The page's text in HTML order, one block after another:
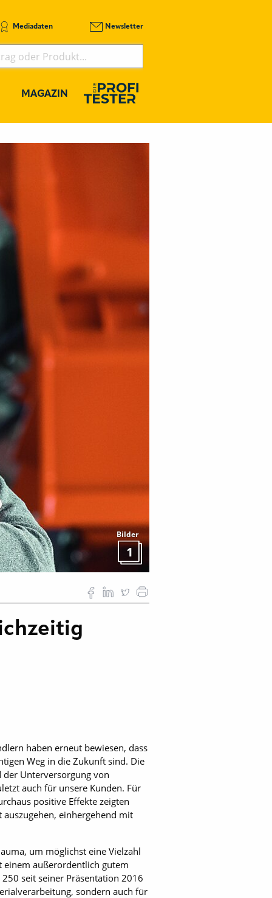
Mediadaten Newsletter
MAGAZIN
Bilder
1
haben erneut bewiesen, dass
Weg in die Zukunft sind. Die
Unterversorgung von
auch für unsere Kunden. Für
positive Effekte zeigten
einhergehend mit
um möglichst eine Vielzahl
einem außerordentlich ­gutem
seit seiner Präsentation 2016
sondern auch für